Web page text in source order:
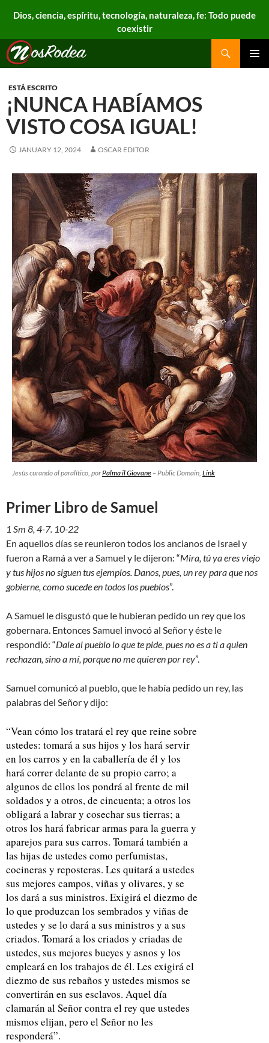
Dios, ciencia, espíritu, tecnología, naturaleza, fe: Todo puede
coexistir
Nos Rodea
Search
ESTÁ ESCRITO
¡NUNCA HABÍAMOS
VISTO COSA IGUAL!
JANUARY 12, 2024 OSCAR EDITOR
Jesús curando al paralítico, porPalma il Giovane – Public Domain, Link
Primer Libro de Samuel
1 Sm 8, 4-7. 10-22
En aquellos días se reunieron todos los ancianos de Israel y
fueron a Ramá a ver a Samuel y le dijeron: “Mira, tú ya eres viejo
y tus hijos no siguen tus ejemplos. Danos, pues, un rey para que nos
gobierne, como sucede en todos los pueblos”.
A Samuel le disgustó que le hubieran pedido un rey que los
gobernara. Entonces Samuel invocó al Señor y éste le
respondió: “Dale al pueblo lo que te pide, pues no es a ti a quien
rechazan, sino a mí, porque no me quieren por rey”.
Samuel comunicó al pueblo, que le había pedido un rey, las
palabras del Señor y dijo:
“Vean cómo los tratará el rey que reine sobre
ustedes: tomará a sus hijos y los hará servir
en los carros y en la caballería de él y los
hará correr delante de su propio carro; a
algunos de ellos los pondrá al frente de mil
soldados y a otros, de cincuenta; a otros los
obligará a labrar y cosechar sus tierras; a
otros los hará fabricar armas para la guerra y
aparejos para sus carros. Tomará también a
las hijas de ustedes como perfumistas,
cocineras y reposteras. Les quitará a ustedes
sus mejores campos, viñas y olivares, y se
los dará a sus ministros. Exigirá el diezmo de
lo que produzcan los sembrados y viñas de
ustedes y se lo dará a sus ministros y a sus
criados. Tomará a los criados y criadas de
ustedes, sus mejores bueyes y asnos y los
empleará en los trabajos de él. Les exigirá el
diezmo de sus rebaños y ustedes mismos se
convertirán en sus esclavos. Aquel día
clamarán al Señor contra el rey que ustedes
mismos elijan, pero el Señor no les
responderá”.